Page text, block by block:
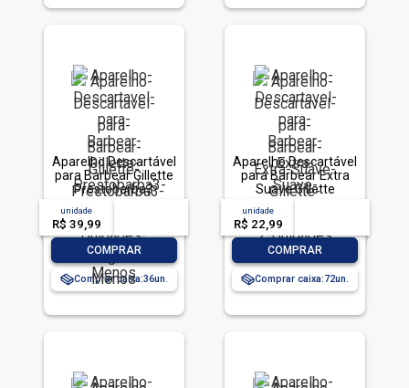
Aparelho Descartável
para Barbear Gillette
Prestobarba3
Sensitive 4 Unidades
Pague Menos
unidade
R$ 39,99
COMPRAR
Comprar caixa:36
Aparelho Descartável
para Barbear Extra
Suave Gillette
Prestobarba3 2
Unidades
unidade
R$ 22,99
COMPRAR
Comprar caixa:72